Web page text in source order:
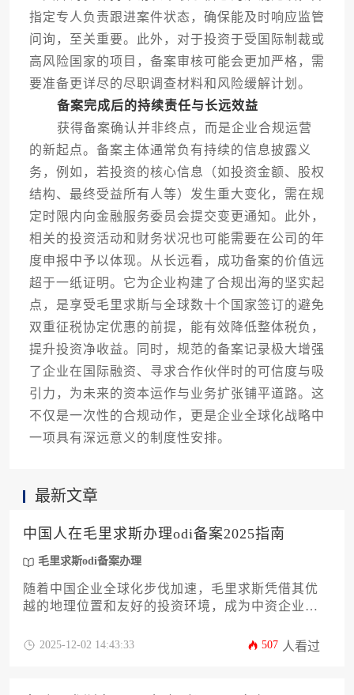
指定专人负责跟进案件状态，确保能及时响应监管
问询，至关重要。此外，对于投资于受国际制裁或
高风险国家的项目，备案审核可能会更加严格，需
要准备更详尽的尽职调查材料和风险缓解计划。
备案完成后的持续责任与长远效益
获得备案确认并非终点，而是企业合规运营
的新起点。备案主体通常负有持续的信息披露义
务，例如，若投资的核心信息（如投资金额、股权
结构、最终受益所有人等）发生重大变化，需在规
定时限内向金融服务委员会提交变更通知。此外，
相关的投资活动和财务状况也可能需要在公司的年
度申报中予以体现。从长远看，成功备案的价值远
超于一纸证明。它为企业构建了合规出海的坚实起
点，是享受毛里求斯与全球数十个国家签订的避免
双重征税协定优惠的前提，能有效降低整体税负，
提升投资净收益。同时，规范的备案记录极大增强
了企业在国际融资、寻求合作伙伴时的可信度与吸
引力，为未来的资本运作与业务扩张铺平道路。这
不仅是一次性的合规动作，更是企业全球化战略中
一项具有深远意义的制度性安排。
最新文章
中国人在毛里求斯办理odi备案2025指南
毛里求斯odi备案办理
随着中国企业全球化步伐加速，毛里求斯凭借其优
越的地理位置和友好的投资环境，成为中资企业出
份详尽的2025年境外直接投资备案操作指南，涵盖
2025-12-02 14:43:33 507 人看过